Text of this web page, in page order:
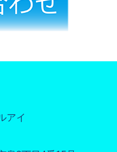
アイ